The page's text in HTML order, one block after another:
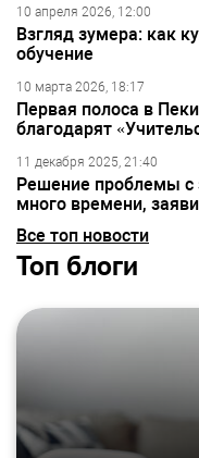
10 апреля 2026, 12:00
Взгляд зумера: как
обучение
10 марта 2026, 18:17
Первая полоса в
благодарят
11 декабря 2025, 21:40
Решение проблемы с
много времени,
Все топ новости
Топ блоги